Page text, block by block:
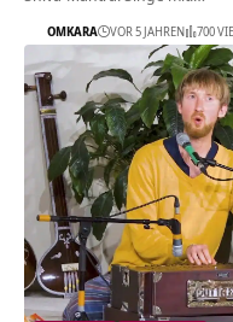
OMKARA VOR 5 JAHREN 700